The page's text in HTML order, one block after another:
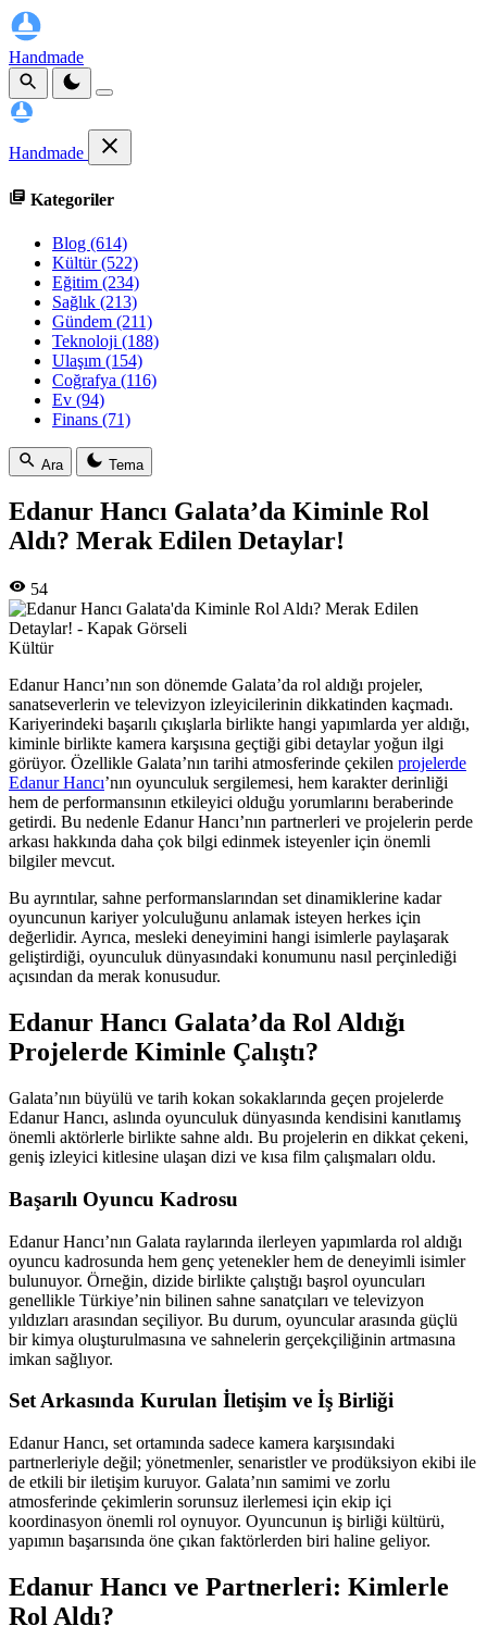
Handmade
Handmade
Kategoriler
Blog (614)
Kültür(522)
Eğitim (234)
Sağlık (213)
Gündem (211)
Teknoloji (188)
Ulaşım (154)
Coğrafya (116)
Ev (94)
Finans (71)
Ara Tema
Edanur Hancı Galata’da Kiminle Rol
Aldı? Merak Edilen Detaylar!
54
Kültür
Edanur Hancı’nın son dönemde Galata’da rol aldığı projeler,
sanatseverlerin ve televizyon izleyicilerinin dikkatinden kaçmadı.
Kariyerindeki başarılı çıkışlarla birlikte hangi yapımlarda yer aldığı,
kiminle birlikte kamera karşısına geçtiği gibi detaylar yoğun ilgi
görüyor. Özellikle Galata’nın tarihi atmosferinde çekilen projelerde
Edanur Hancı’nın oyunculuk sergilemesi, hem karakter derinliği
hem de performansının etkileyici olduğu yorumlarını beraberinde
getirdi. Bu nedenle Edanur Hancı’nın partnerleri ve projelerin perde
arkası hakkında daha çok bilgi edinmek isteyenler için önemli
bilgiler mevcut.
Bu ayrıntılar, sahne performanslarından set dinamiklerine kadar
oyuncunun kariyer yolculuğunu anlamak isteyen herkes için
değerlidir. Ayrıca, mesleki deneyimini hangi isimlerle paylaşarak
geliştirdiği, oyunculuk dünyasındaki konumunu nasıl perçinlediği
açısından da merak konusudur.
Edanur Hancı Galata’da Rol Aldığı
Projelerde Kiminle Çalıştı?
Galata’nın büyülü ve tarih kokan sokaklarında geçen projelerde
Edanur Hancı, aslında oyunculuk dünyasında kendisini kanıtlamış
önemli aktörlerle birlikte sahne aldı. Bu projelerin en dikkat çekeni,
geniş izleyici kitlesine ulaşan dizi ve kısa film çalışmaları oldu.
Başarılı Oyuncu Kadrosu
Edanur Hancı’nın Galata raylarında ilerleyen yapımlarda rol aldığı
oyuncu kadrosunda hem genç yetenekler hem de deneyimli isimler
bulunuyor. Örneğin, dizide birlikte çalıştığı başrol oyuncuları
genellikle Türkiye’nin bilinen sahne sanatçıları ve televizyon
yıldızları arasından seçiliyor. Bu durum, oyuncular arasında güçlü
bir kimya oluşturulmasına ve sahnelerin gerçekçiliğinin artmasına
imkan sağlıyor.
Set Arkasında Kurulan İletişim ve İş Birliği
Edanur Hancı, set ortamında sadece kamera karşısındaki
partnerleriyle değil; yönetmenler, senaristler ve prodüksiyon ekibi ile
de etkili bir iletişim kuruyor. Galata’nın samimi ve zorlu
atmosferinde çekimlerin sorunsuz ilerlemesi için ekip içi
koordinasyon önemli rol oynuyor. Oyuncunun iş birliği kültürü,
yapımın başarısında öne çıkan faktörlerden biri haline geliyor.
Edanur Hancı ve Partnerleri: Kimlerle
Rol Aldı?